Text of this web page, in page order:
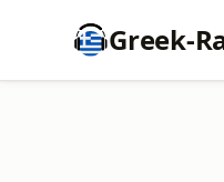
Greek-